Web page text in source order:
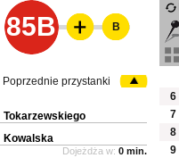
85B
6
7
8
9
B
Poprzednie przystanki
Tokarzewskiego
Kowalska
Dojeżdża w: 0 min.